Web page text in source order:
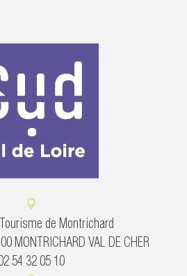
de Montrichard
MONTRICHARD VAL DE CHER
54 32 05 10